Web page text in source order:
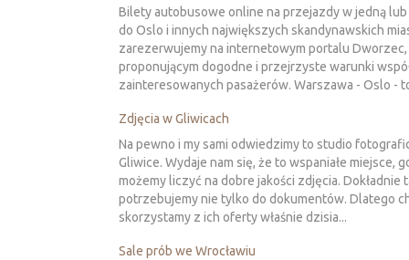
Bilety autobusowe online na przejazdy w jedną
do Oslo i innych największych skandynawskich
zarezerwujemy na internetowym portalu Dworzec,
proponującym dogodne i przejrzyste warunki
zainteresowanych pasażerów. Warszawa - Oslo -
Zdjęcia w Gliwicach
Na pewno i my sami odwiedzimy to studio
Gliwice. Wydaje nam się, że to wspaniałe miejsce,
możemy liczyć na dobre jakości zdjęcia. Dokładnie
potrzebujemy nie tylko do dokumentów. Dlatego
skorzystamy z ich oferty właśnie dzisia...
Sale prób we Wrocławiu